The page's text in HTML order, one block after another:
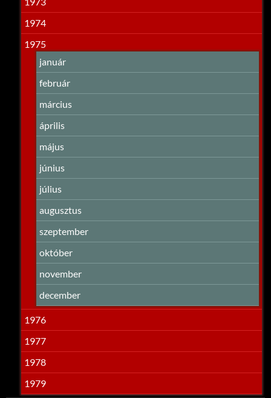
1974
1975
január
február
március
április
május
június
július
augusztus
szeptember
október
november
december
1976
1977
1978
1979